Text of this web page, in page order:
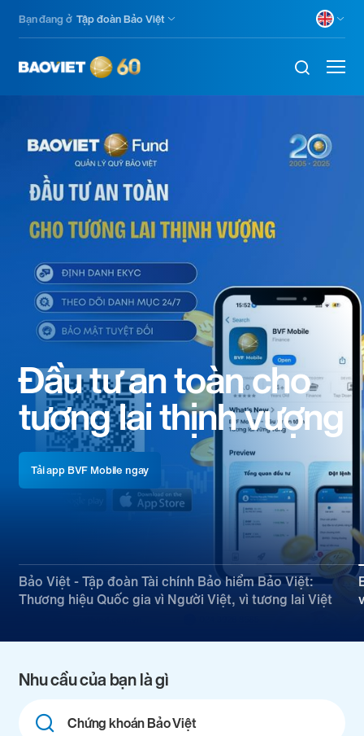
dung
Bạn đang ở Tập đoàn Bảo Việt
Niềm tin vững chắc,
cam kết vững bền
Xem thêm chi tiết
Bảo Việt - Tập đoàn Tài chính Bảo hiểm Bảo Việt:
Thương hiệu Quốc gia vì Người Việt, vì tương lai Việt
Nhu cầu của bạn là gì
fields